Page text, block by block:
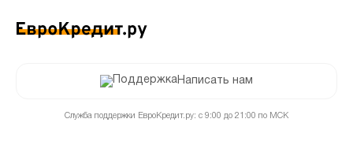
Написать нам
Служба поддержки ЕвроКредит.ру: с 9:00 до 21:00 по МСК